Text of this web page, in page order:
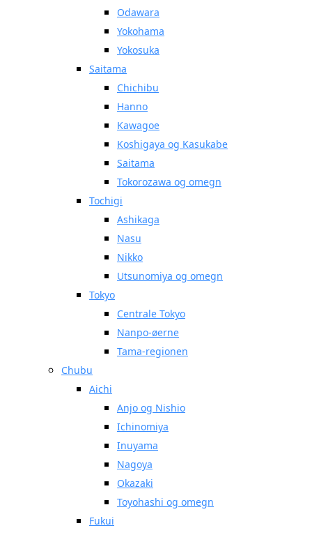
Odawara
Yokohama
Yokosuka
Saitama
Chichibu
Hanno
Kawagoe
Koshigaya og Kasukabe
Saitama
Tokorozawa og omegn
Tochigi
Ashikaga
Nasu
Nikko
Utsunomiya og omegn
Tokyo
Centrale Tokyo
Nanpo-øerne
Tama-regionen
Chubu
Aichi
Anjo og Nishio
Ichinomiya
Inuyama
Nagoya
Okazaki
Toyohashi og omegn
Fukui